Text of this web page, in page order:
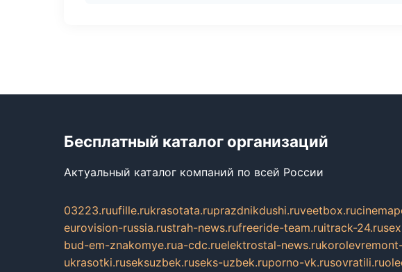
Бесплатный каталог организаций
Актуальный каталог компаний по всей России
03223.ruufille.rukrasotata.ruprazdnikdushi.ruveetbox.ru
eurovision-russia.rustrah-news.rufreeride-team.ruitrack-24.ru
bud-em-znakomye.rua-cdc.ruelektrostal-news.ru
ukrasotki.ruseksuzbek.ruseks-uzbek.ruporno-vk.rusovratili.ru